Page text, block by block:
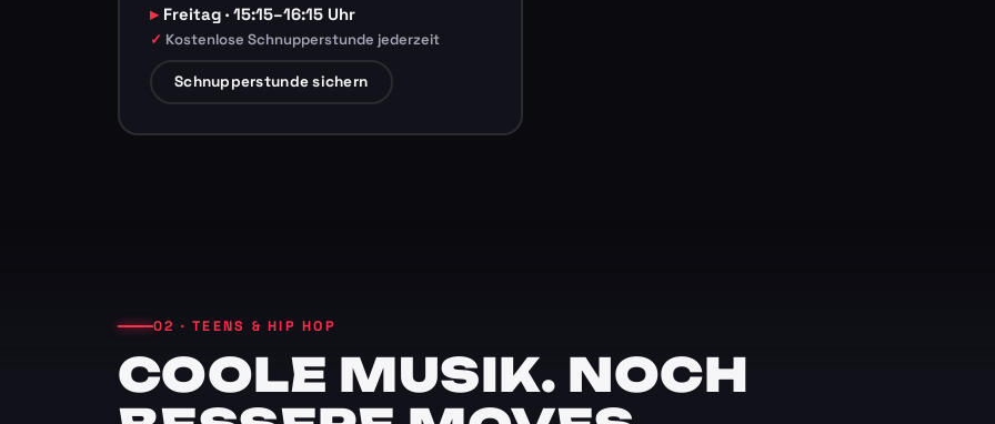
Freitag · 15:15–16:15 Uhr
Kostenlose Schnupperstunde jederzeit
Schnupperstunde sichern
02 · TEENS & HIP HOP
COOLE MUSIK. NOCH